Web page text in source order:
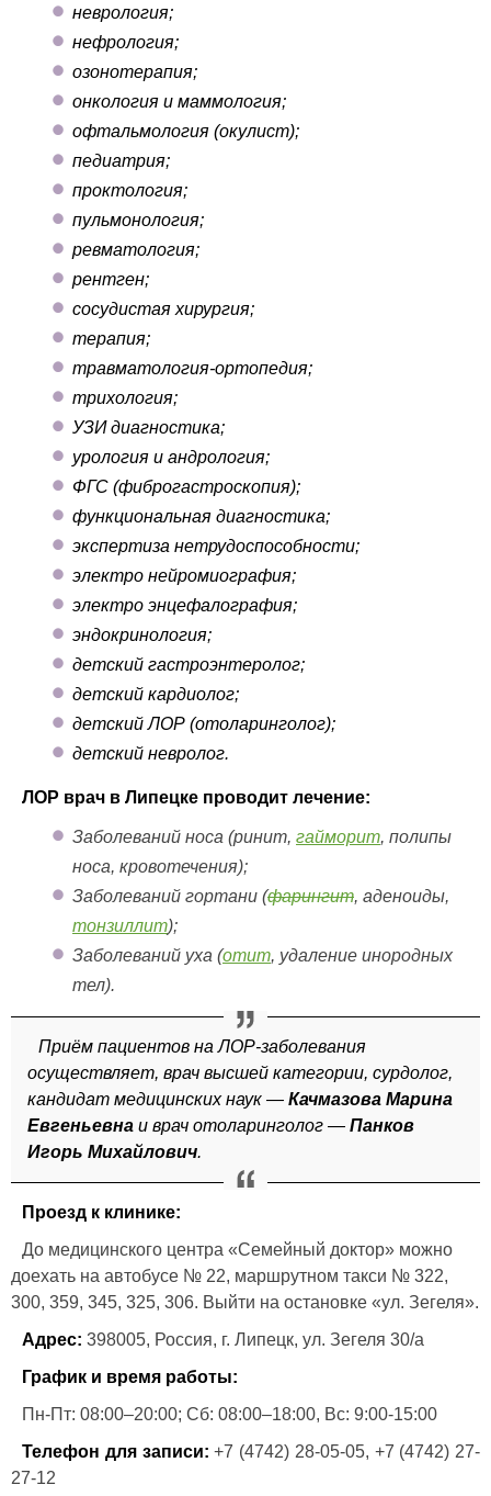
неврология;
нефрология;
озонотерапия;
онкология и маммология;
офтальмология (окулист);
педиатрия;
проктология;
пульмонология;
ревматология;
рентген;
сосудистая хирургия;
терапия;
травматология-ортопедия;
трихология;
УЗИ диагностика;
урология и андрология;
ФГС (фиброгастроскопия);
функциональная диагностика;
экспертиза нетрудоспособности;
электро нейромиография;
электро энцефалография;
эндокринология;
детский гастроэнтеролог;
детский кардиолог;
детский ЛОР (отоларинголог);
детский невролог.
ЛОР врач в Липецке проводит лечение:
Заболеваний носа (ринит, гайморит, полипы
носа, кровотечения);
Заболеваний гортани (фарингит, аденоиды,
тонзиллит);
Заболеваний уха (отит, удаление инородных
тел).
Приём пациентов на ЛОР-заболевания
осуществляет, врач высшей категории, сурдолог,
кандидат медицинских наук — Качмазова Марина
Евгеньевна и врач отоларинголог — Панков
Игорь Михайлович.
Проезд к клинике:
До медицинского центра «Семейный доктор» можно
доехать на автобусе № 22, маршрутном такси № 322,
300, 359, 345, 325, 306. Выйти на остановке «ул. Зегеля».
Адрес: 398005, Россия, г. Липецк, ул. Зегеля 30/а
График и время работы:
Пн-Пт: 08:00–20:00; Сб: 08:00–18:00, Вс: 9:00-15:00
Телефон для записи: +7 (4742) 28-05-05, +7 (4742) 27-
27-12